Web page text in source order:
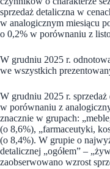
sprzedaż detaliczna w
w analogicznym miesiącu
o 0,2% w porównaniu z
W grudniu 2025 r.
we wszystkich
W grudniu 2025 r. sprzedaż
w porównaniu z
znacznie w grupach:
(o 8,6%), „farmaceutyki,
(o 8,4%). W grupie o
detalicznej „ogółem” –
zaobserwowano wzrost